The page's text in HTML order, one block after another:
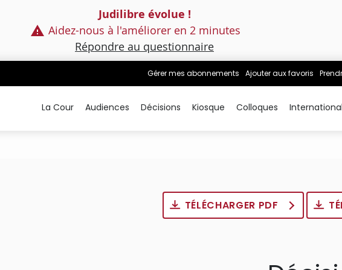
Judilibre évolue !
Aidez-nous à l'améliorer en 2 minutes
Répondre au questionnaire
Gérer mes abonnements Ajouter aux favoris
La Cour Audiences Décisions Kiosque Colloques International
TÉLÉCHARGER PDF